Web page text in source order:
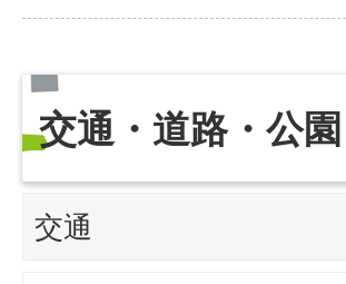
交通・道路・公園
交通